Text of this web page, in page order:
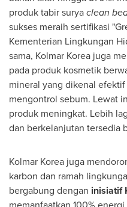
produk tabir suryaclean
sukses meraih sertifikasi
Kementerian Lingkungan
sama, Kolmar Korea juga
pada produk kosmetik
mineral yang dikenal
mengontrol sebum. Lewat
produk meningkat. Lebih
dan berkelanjutan tersedia
Kolmar Korea juga
karbon dan ramah
bergabung dengan inisiatif